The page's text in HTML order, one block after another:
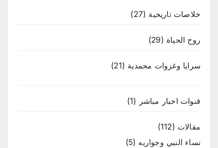
خلاصات تاريخية (27)
روح الحياة (29)
سرايا وغزوات محمدية (21)
قنوات اخبار مباشر (1)
مقالات (112)
نساء النبي وجواريه (5)